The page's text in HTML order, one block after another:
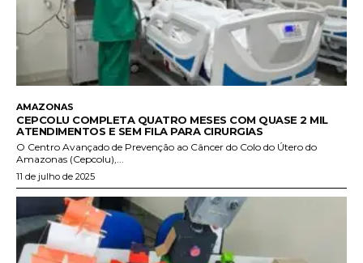
AMAZONAS
CEPCOLU COMPLETA QUATRO MESES COM QUASE 2 MIL
ATENDIMENTOS E SEM FILA PARA CIRURGIAS
O Centro Avançado de Prevenção ao Câncer do Colo do Útero do
Amazonas (Cepcolu),...
11 de julho de 2025